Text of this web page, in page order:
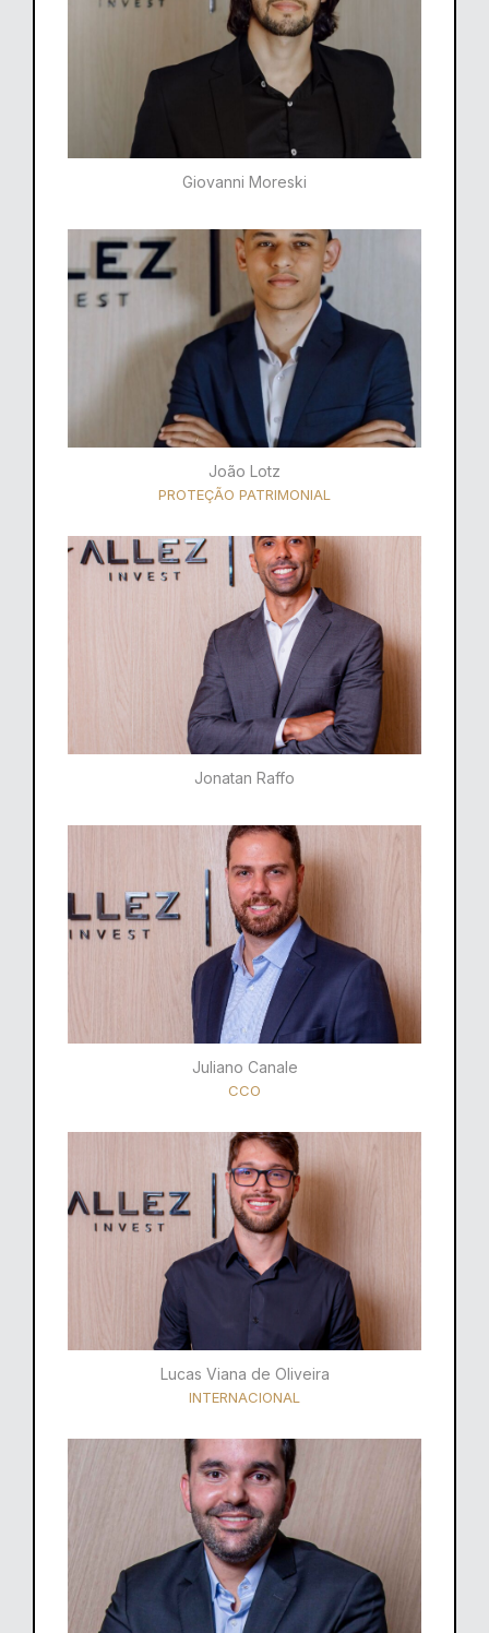
Giovanni Moreski
João Lotz
PROTEÇÃO PATRIMONIAL
Jonatan Raffo
Juliano Canale
CCO
Lucas Viana de Oliveira
INTERNACIONAL